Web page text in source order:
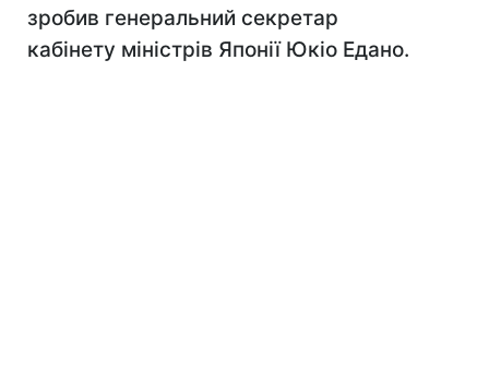
зробив генеральний секретар
кабінету міністрів Японії Юкіо Едано.